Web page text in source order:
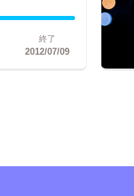
終了
2012/07/09